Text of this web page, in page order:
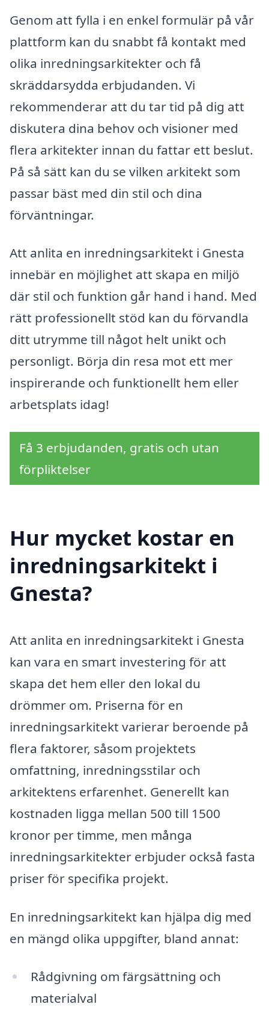
Genom att fylla i en enkel formulär på vår
plattform kan du snabbt få kontakt med
olika inredningsarkitekter och få
skräddarsydda erbjudanden. Vi
rekommenderar att du tar tid på dig att
diskutera dina behov och visioner med
flera arkitekter innan du fattar ett beslut.
På så sätt kan du se vilken arkitekt som
passar bäst med din stil och dina
förväntningar.
Att anlita en inredningsarkitekt i Gnesta
innebär en möjlighet att skapa en miljö
där stil och funktion går hand i hand. Med
rätt professionellt stöd kan du förvandla
ditt utrymme till något helt unikt och
personligt. Börja din resa mot ett mer
inspirerande och funktionellt hem eller
arbetsplats idag!
Få 3 erbjudanden, gratis och utan
förpliktelser
Hur mycket kostar en
inredningsarkitekt i
Gnesta?
Att anlita en inredningsarkitekt i Gnesta
kan vara en smart investering för att
skapa det hem eller den lokal du
drömmer om. Priserna för en
inredningsarkitekt varierar beroende på
flera faktorer, såsom projektets
omfattning, inredningsstilar och
arkitektens erfarenhet. Generellt kan
kostnaden ligga mellan 500 till 1500
kronor per timme, men många
inredningsarkitekter erbjuder också fasta
priser för specifika projekt.
En inredningsarkitekt kan hjälpa dig med
en mängd olika uppgifter, bland annat:
Rådgivning om färgsättning och
materialval